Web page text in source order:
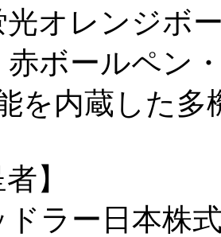
光オレンジボ
赤ボールペン
を内蔵した多
】
ドラー日本株